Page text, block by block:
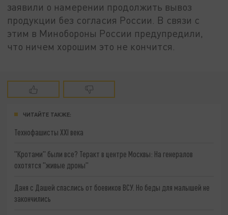
заявили о намерении продолжить вывоз
продукции без согласия России. В связи с
этим в Минобороны России предупредили,
что ничем хорошим это не кончится.
ЧИТАЙТЕ ТАКЖЕ:
Технофашисты XXI века
"Кротами" были все? Теракт в центре Москвы: На генералов
охотятся "живые дроны"
Даня с Дашей спаслись от боевиков ВСУ. Но беды для малышей не
закончились